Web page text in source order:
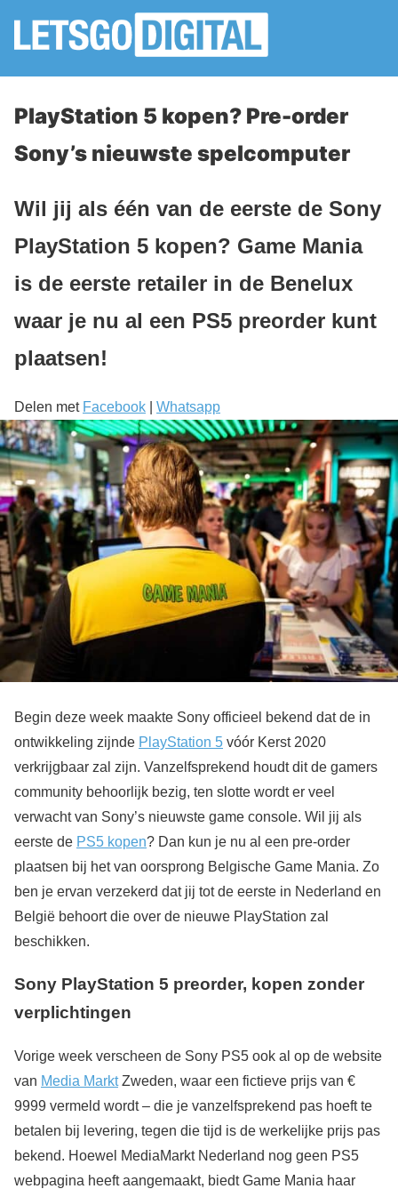
PlayStation 5 kopen? Pre-order
Sony’s nieuwste spelcomputer
Wil jij als één van de eerste de Sony
PlayStation 5 kopen? Game Mania
is de eerste retailer in de Benelux
waar je nu al een PS5 preorder kunt
plaatsen!
Delen met Facebook Whatsapp
Begin deze week maakte Sony officieel bekend dat de in
ontwikkeling zijnde PlayStation 5 vóór Kerst 2020
verkrijgbaar zal zijn. Vanzelfsprekend houdt dit de gamers
community behoorlijk bezig, ten slotte wordt er veel
verwacht van Sony’s nieuwste game console. Wil jij als
eerste de PS5 kopen? Dan kun je nu al een pre-order
plaatsen bij het van oorsprong Belgische Game Mania. Zo
ben je ervan verzekerd dat jij tot de eerste in Nederland en
België behoort die over de nieuwe PlayStation zal
beschikken.
Sony PlayStation 5 preorder, kopen zonder
verplichtingen
Vorige week verscheen de Sony PS5 ook al op de website
van Media MarktZweden, waar een fictieve prijs van €
9999 vermeld wordt – die je vanzelfsprekend pas hoeft te
betalen bij levering, tegen die tijd is de werkelijke prijs pas
bekend. Hoewel MediaMarkt Nederland nog geen PS5
webpagina heeft aangemaakt, biedt Game Mania haar